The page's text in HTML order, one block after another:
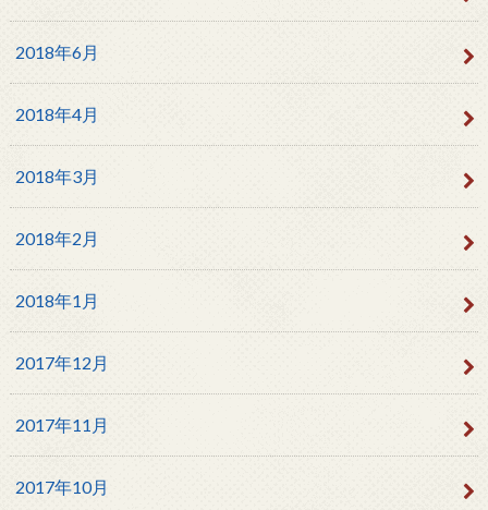
2018年6月
2018年4月
2018年3月
2018年2月
2018年1月
2017年12月
2017年11月
2017年10月